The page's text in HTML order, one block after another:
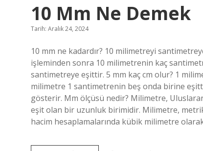
10 Mm Ne Demek
Tarih: Aralık 24, 2024
10 mm ne kadardır? 10 milimetreyi
işleminden sonra 10 milimetrenin kaç
santimetreye eşittir. 5 mm kaç cm olur? 1
milimetre 1 santimetrenin beş onda birine
gösterir. Mm ölçüsü nedir? Milimetre,
eşit olan bir uzunluk birimidir. Milimetre,
hacim hesaplamalarında kübik milimetre olarak